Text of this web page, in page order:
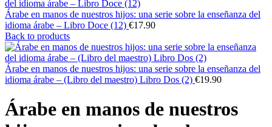
Árabe en manos de nuestros hijos: una serie sobre la enseñanza del
idioma árabe – Libro Doce (12) €17.90
Back to products
Árabe en manos de nuestros hijos: una serie sobre la enseñanza del
idioma árabe – (Libro del maestro) Libro Dos (2) €19.90
Árabe en manos de nuestros